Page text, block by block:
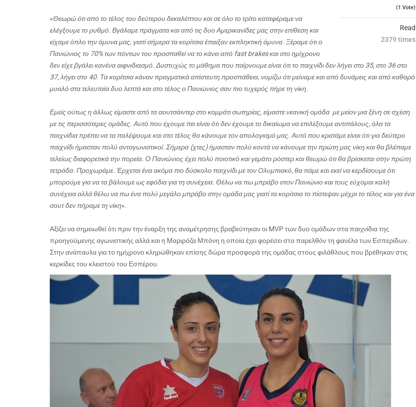
(1 Vote)
Read
2379 times
«Θεωρώ ότι από το τέλος του δεύτερου δεκαλέπτου και σε όλο το τρίτο καταφέραμε να
ελέγξουμε το ρυθμό. Βγάλαμε πράγματα και από τις δυο Αμερικανίδες μας στην επίθεση και
είχαμε όπλο την άμυνα μας, γιατί σήμερα τα κορίτσια έπαιξαν εκπληκτική άμυνα. Ξέραμε ότι ο
Πανιώνιος το 70% των πόντων του προσπαθεί να το κάνει από fast brakes και στο ημίχρονο
δεν είχε βγάλει κανένα αιφνιδιασμό. Δυστυχώς το μάθημα που παίρνουμε είναι ότι το παιχνίδι δεν λήγει στο 35, στο 36 στο
37, λήγει στο 40. Τα κορίτσια κάναν πραγματικά απίστευτη προσπάθεια, νομίζω ότι μείναμε και από δυνάμεις και από καθαρό
μυαλό στα τελευταία δυο λεπτά και στο τέλος ο Πανιώνιος σαν πιο τυχερός πήρε τη νίκη.
Εμείς ούτως η άλλως είμαστε από τα αουτσάιντερ στο κομμάτι σωτηρίας, είμαστε νεανική ομάδα με μείον μια ξένη σε σχέση
με τις περισσότερες ομάδες. Αυτό που έχουμε πει είναι ότι δεν έχουμε το δικαίωμα να επιλέξουμε αντιπάλους, όλα τα
παιχνίδια πρέπει να τα παλέψουμε και στο τέλος θα κάνουμε τον απολογισμό μας. Αυτό που κρατάμε είναι ότι για δεύτερο
παιχνίδι ήμασταν πολύ ανταγωνιστικοί. Σήμερα (χτες) ήμασταν πολύ κοντά να κάνουμε την πρώτη μας νίκη και θα βλέπαμε
τελείως διαφορετικά την πορεία. Ο Πανιώνιος έχει πολύ ποιοτικό και γεμάτο ρόστερ και θεωρώ ότι θα βρίσκεται στην πρώτη
τετράδα. Προχωράμε. Έρχεται ένα ακόμα πιο δύσκολο παιχνίδι με τον Ολυμπιακό, θα πάμε και εκεί να κερδίσουμε ότι
μπορούμε για να τα βάλουμε ως εφόδια για τη συνέχεια. Θέλω να πω μπράβο στον Πανιώνιο και τους εύχομαι καλή
συνέχεια αλλά θέλω να πω ένα πολύ μεγάλο μπράβο στην ομάδα μας γιατί τα κορίτσια το πίστεψαν μέχρι το τέλος και για ένα
σουτ δεν πήραμε τη νίκη».
Αξίζει να σημειωθεί ότι πριν την έναρξη της αναμέτρησης βραβεύτηκαν οι MVP των δυο ομάδων στα παιχνίδια της
προηγούμενης αγωνιστικής αλλά και η Μαριρόζα Μπόνη η οποία έχει φορέσει στο παρελθόν τη φανέλα των Εσπερίδων.
Στην ανάπαυλα για το ημίχρονο κληρώθηκαν επίσης δώρα προσφορά της ομάδας στους φιλάθλους που βρέθηκαν στις
κερκίδες του κλειστού του Εσπέρου.